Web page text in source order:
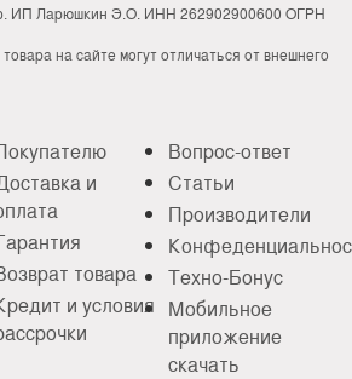
ИП Ларюшкин Э.О. ИНН 262902900600 ОГРН
на сайте могут отличаться от внешнего
и
товара
и условия
Вопрос-ответ
Статьи
Производители
Техно-Бонус
Мобильное
приложение
скачать